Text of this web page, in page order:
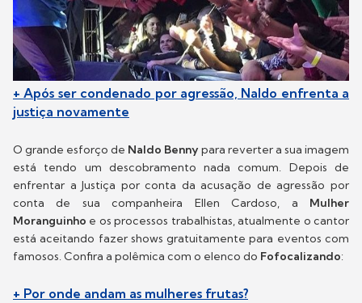
+ Após ser condenado por agressão, Naldo enfrenta a
justiça novamente
O grande esforço de Naldo Benny para reverter a sua imagem
está tendo um descobramento nada comum. Depois de
enfrentar a Justiça por conta da acusação de agressão por
conta de sua companheira Ellen Cardoso, a Mulher
Moranguinho e os processos trabalhistas, atualmente o cantor
está aceitando fazer shows gratuitamente para eventos com
famosos. Confira a polêmica com o elenco do Fofocalizando:
+ Por onde andam as mulheres frutas?